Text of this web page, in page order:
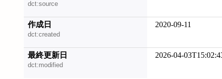
dct:source
作成日
dct:created
2020-09-11
最終更新日
dct:modified
2026-04-